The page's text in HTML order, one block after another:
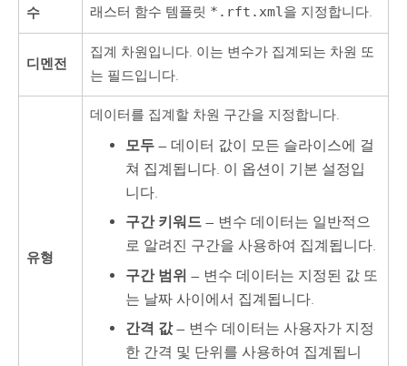
수
래스터 함수 템플릿 *.rft.xml을 지정합니다.
디멘전
집계 차원입니다. 이는 변수가 집계되는 차원 또
는 필드입니다.
유형
데이터를 집계할 차원 구간을 지정합니다.
모두 — 데이터 값이 모든 슬라이스에 걸
쳐 집계됩니다. 이 옵션이 기본 설정입
니다.
구간 키워드 — 변수 데이터는 일반적으
로 알려진 구간을 사용하여 집계됩니다.
구간 범위 — 변수 데이터는 지정된 값 또
는 날짜 사이에서 집계됩니다.
간격 값— 변수 데이터는 사용자가 지정
한 간격 및 단위를 사용하여 집계됩니